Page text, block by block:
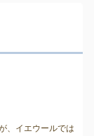
、イエウールでは